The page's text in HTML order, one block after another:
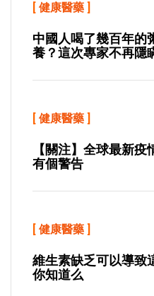
[ 健康醫藥 ]
中國人喝了幾百年的
養？這次專家不再隱
[ 健康醫藥 ]
【關注】全球最新
有個警告
[ 健康醫藥 ]
維生素缺乏可以導致
你知道么